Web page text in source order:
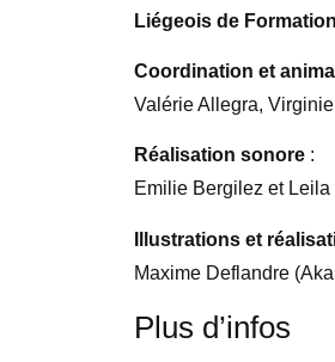
Liégeois de
Coordination et
Valérie Allegra,
Réalisation sonore :
Emilie Bergilez et
Illustrations et
Maxime Deflandre
Plus d’infos